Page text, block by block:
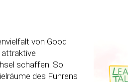
von Good
attraktive
schaffen. So
des Führens